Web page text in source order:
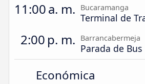
11:00 a. m. Bucaramanga
Terminal de
2:00 p. m. Barrancabermeja
Parada de Bus
Económica